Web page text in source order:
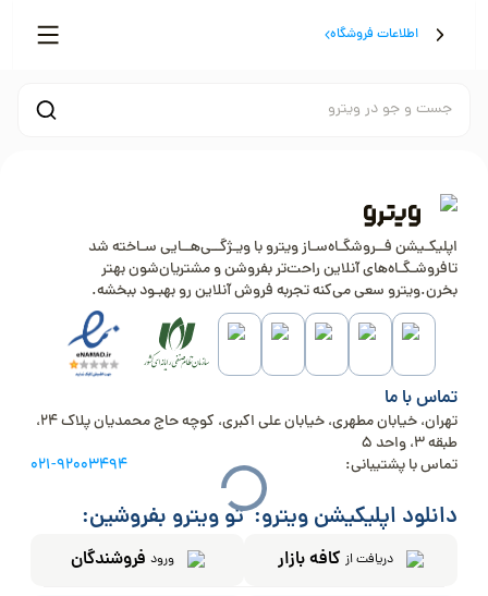
اطلاعات فروشگاه
جست و جو در ویترو
اپلیکـیشن فــروشگـاه‌سـاز ویترو با ویـژگــی‌هــایی سـاخته شد
تافروشـگـاه‌های آنلاین راحت‌تر بفروشن و مشتریان‌شون بهتر
بخرن.ویترو سعی می‌کنه تجربه فروش آنلاین رو بهبـود ببخشه.
تماس با ما
تهران، خیابان مطهری، خیابان علی اکبری، کوچه حاج محمدیان پلاک 24،
طبقه 3، واحد 5
تماس با پشتیبانی:
021-92003494
دانلود اپلیکیشن ویترو:
دریافت از کافه بازار
تو ویترو بفروشین:
ورود فروشندگان